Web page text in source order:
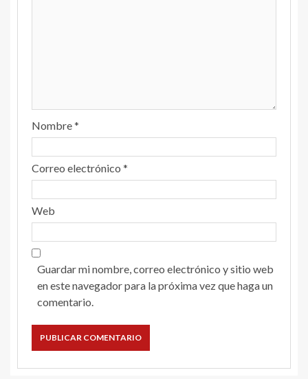
Nombre*
Correo electrónico *
Web
Guardar mi nombre, correo electrónico y sitio web
en este navegador para la próxima vez que haga un
comentario.